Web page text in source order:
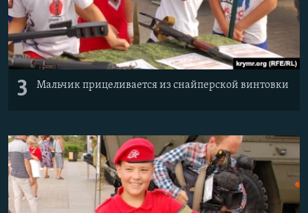
3 Мальчик прицеливается из снайперской винтовки